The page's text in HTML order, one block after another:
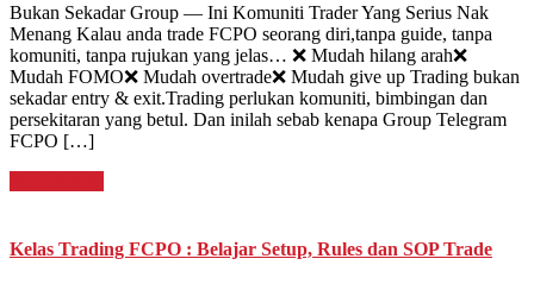
Bukan Sekadar Group — Ini Komuniti Trader Yang Serius Nak
Menang Kalau anda trade FCPO seorang diri,tanpa guide, tanpa
komuniti, tanpa rujukan yang jelas… ❌ Mudah hilang arah❌
Mudah FOMO❌ Mudah overtrade❌ Mudah give up Trading bukan
sekadar entry & exit.Trading perlukan komuniti, bimbingan dan
persekitaran yang betul. Dan inilah sebab kenapa Group Telegram
FCPO […]
Kelas Trading FCPO : Belajar Setup, Rules dan SOP Trade